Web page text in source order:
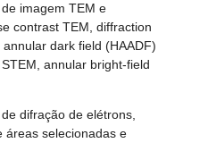
imagem TEM e
contrast TEM, diffraction
dark field (HAADF)
annular bright-field
difração de elétrons,
áreas selecionadas e